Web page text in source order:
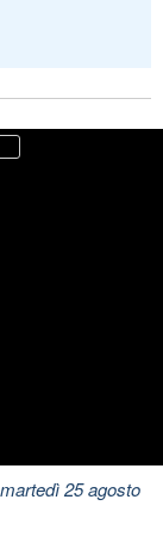
25 agosto